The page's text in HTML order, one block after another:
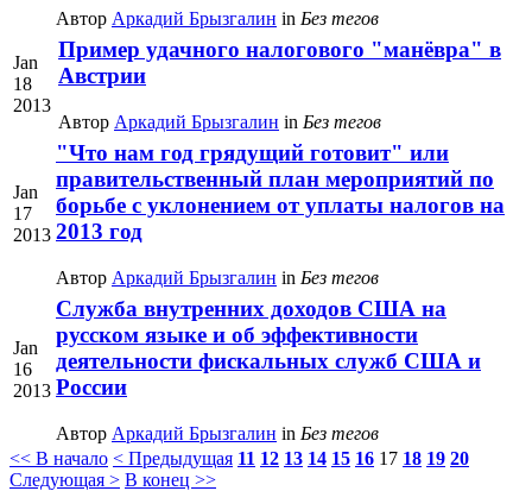
Автор Аркадий Брызгалин in Без тегов
Jan
18
2013
Пример удачного налогового "манёвра" в
Австрии
Автор Аркадий Брызгалин in Без тегов
Jan
17
2013
"Что нам год грядущий готовит" или
правительственный план мероприятий по
борьбе с уклонением от уплаты налогов на
2013 год
Автор Аркадий Брызгалин in Без тегов
Jan
16
2013
Служба внутренних доходов США на
русском языке и об эффективности
деятельности фискальных служб США и
России
Автор Аркадий Брызгалин in Без тегов
<< В начало < Предыдущая 11 12 13 14 15 16 17 18 19 20
Следующая > В конец >>